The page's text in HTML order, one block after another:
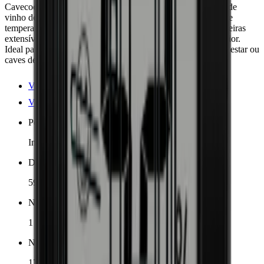
Cavecool Affection Onyx - Essential Edition: elegante cave de
vinho de altura total para 171 garrafas Bordéus numa zona de
temperatura (5-20 °C). Porta de vidro preta sem UV, 8 prateleiras
extensíveis em madeira de faia com luz LED branca no interior.
Ideal para cozinhas embutidas ou independentes em salas de estar ou
caves de vinho.
Ver detalhes do produto
Ver especificações
Posicionamento
Independente, Embutido
Dimensões (LxAxP cm)
59.5 x 177 x 68 cm
Número de zonas de resfriamento
1 zona
Número de garrafas (Bordeaux)